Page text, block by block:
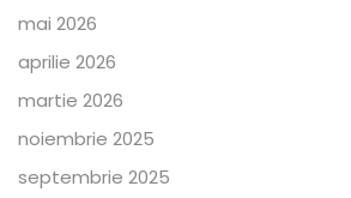
mai 2026
aprilie 2026
martie 2026
noiembrie 2025
septembrie 2025